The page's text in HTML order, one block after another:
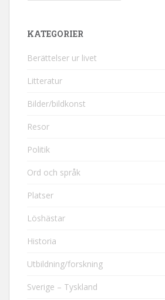
KATEGORIER
Berättelser ur livet
Litteratur
Bilder/bildkonst
Resor
Politik
Ord och språk
Platser
Löshästar
Historia
Utbildning/forskning
Sverige – Tyskland